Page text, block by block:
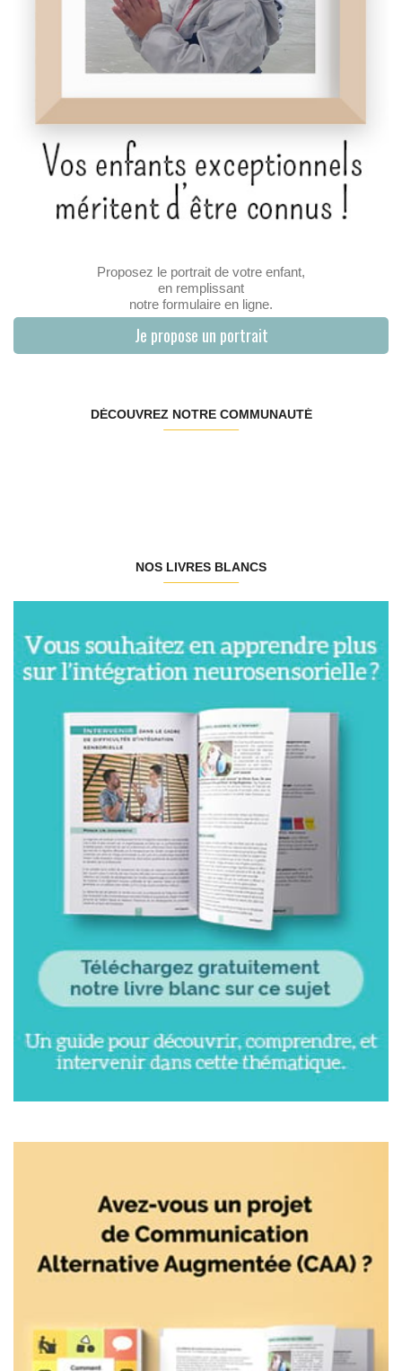
Proposez le portrait de votre enfant,
en remplissant
notre formulaire en ligne.
Je propose un portrait
DÉCOUVREZ NOTRE COMMUNAUTÉ
NOS LIVRES BLANCS